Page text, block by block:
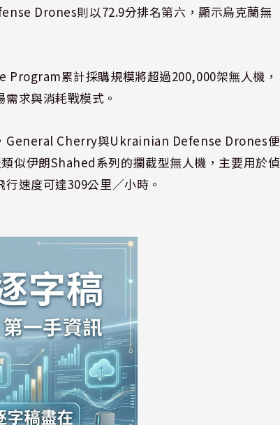
Drones則以72.9分排名第六，顯示烏克蘭無
累計採購規模將超過200,000架無人機，
求與消耗戰模式。
General Cherry與Ukrainian Defense Drones便
似伊朗Shahed系列的攔截型無人機，主要用於偵
速度可達309公里／小時。